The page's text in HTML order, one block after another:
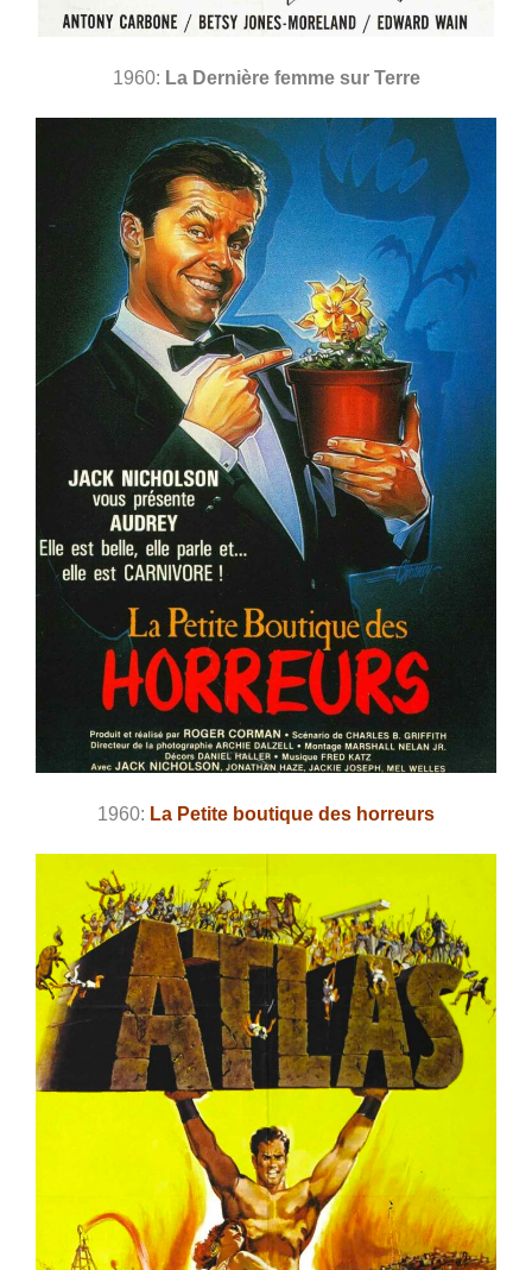
1960: La Dernière femme sur Terre
1960: La Petite boutique des horreurs